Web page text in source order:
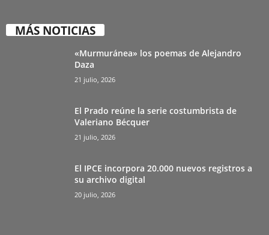
MÁS NOTICIAS
«Murmuránea» los poemas de Alejandro
Daza
21 julio, 2026
El Prado reúne la serie costumbrista de
Valeriano Bécquer
21 julio, 2026
El IPCE incorpora 20.000 nuevos registros a
su archivo digital
20 julio, 2026